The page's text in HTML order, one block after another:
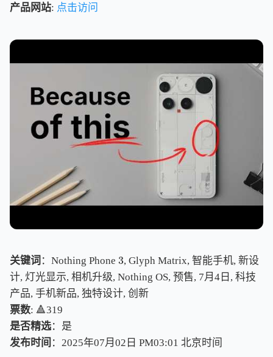
产品网站: 点击访问
关键词 ：Nothing Phone 3
3, Glyph Matrix, 智能手机, 新设
计, 灯光显示, 相机升级, Nothing OS, 预售, 7月4日, 科技
产品, 手机新品, 独特设计, 创新
票数: 🔺319
是否精选：是
发布时间 ：2025年07月02日 PM03:01 北京时间
北京时间